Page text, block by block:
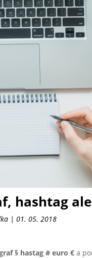
hashtag
| 01. 05. 2018
§ hastag # euro €a